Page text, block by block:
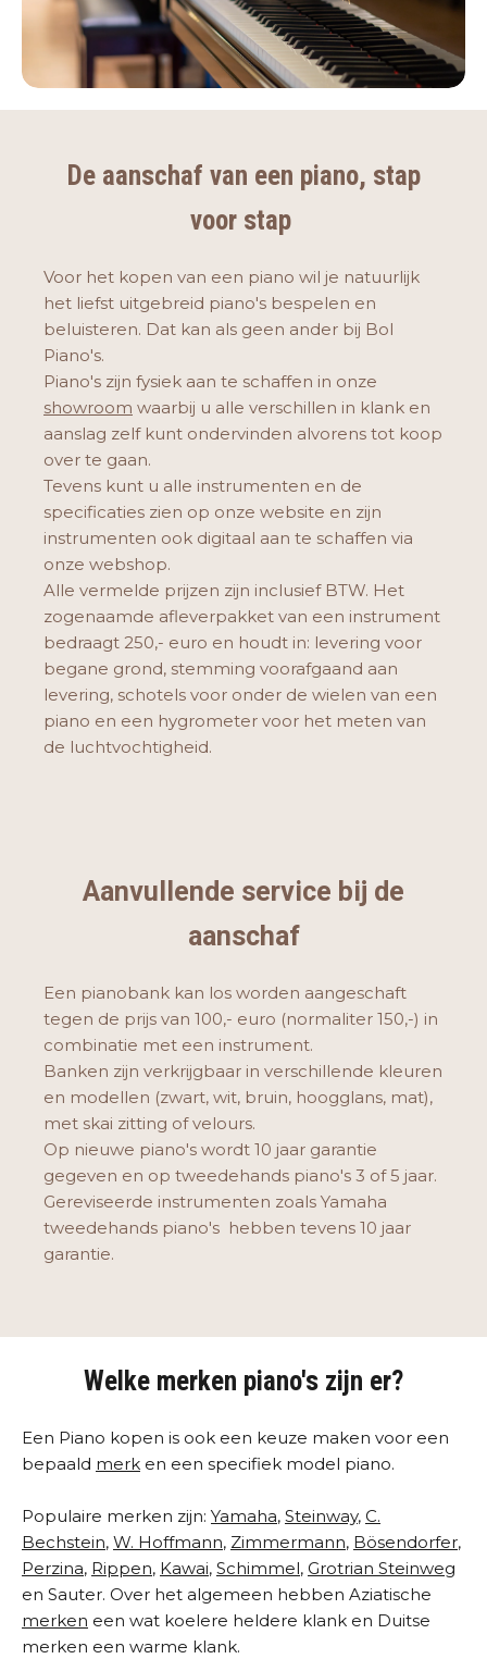
De aanschaf van een piano, stap
voor stap
Voor het kopen van een piano wil je natuurlijk
het liefst uitgebreid piano's bespelen en
beluisteren. Dat kan als geen ander bij Bol
Piano's.
Piano's zijn fysiek aan te schaffen in onze
showroom waarbij u alle verschillen in klank en
aanslag zelf kunt ondervinden alvorens tot koop
over te gaan.
Tevens kunt u alle instrumenten en de
specificaties zien op onze website en zijn
instrumenten ook digitaal aan te schaffen via
onze webshop.
Alle vermelde prijzen zijn inclusief BTW. Het
zogenaamde afleverpakket van een instrument
bedraagt 250,- euro en houdt in: levering voor
begane grond, stemming voorafgaand aan
levering, schotels voor onder de wielen van een
piano en een hygrometer voor het meten van
de luchtvochtigheid.
Aanvullende service bij de
aanschaf
Een pianobank kan los worden aangeschaft
tegen de prijs van 100,- euro (normaliter 150,-) in
combinatie met een instrument.
Banken zijn verkrijgbaar in verschillende kleuren
en modellen (zwart, wit, bruin, hoogglans, mat),
met skai zitting of velours.
Op nieuwe piano's wordt 10 jaar garantie
gegeven en op tweedehands piano's 3 of 5 jaar.
Gereviseerde instrumenten zoals Yamaha
tweedehands piano's hebben tevens 10 jaar
garantie.
Welke merken piano's zijn er?
Een Piano kopen is ook een keuze maken voor een
bepaald merk en een specifiek model piano.
Populaire merken zijn: Yamaha, Steinway, C.
Bechstein, W. Hoffmann, Zimmermann, Bösendorfer,
Perzina, Rippen, Kawai, Schimmel, Grotrian Steinweg
en Sauter. Over het algemeen hebben Aziatische
merken een wat koelere heldere klank en Duitse
merken een warme klank.